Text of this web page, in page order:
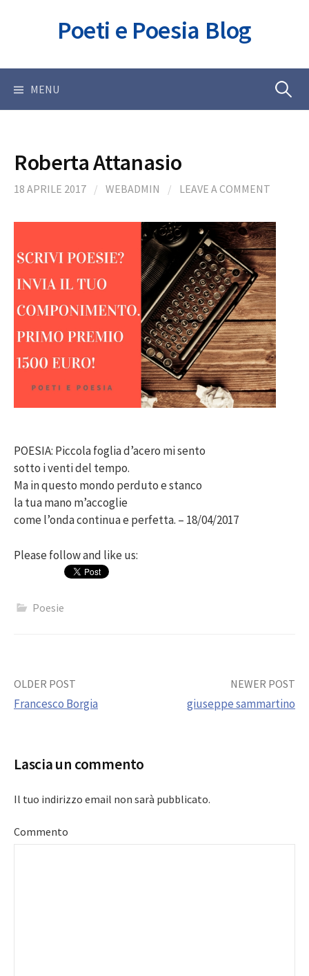
Poeti e Poesia Blog
MENU Ricerca
Roberta Attanasio
18 APRILE 2017 / WEBADMIN / LEAVE A COMMENT
POESIA: Piccola foglia d’acero mi sento
sotto i venti del tempo.
Ma in questo mondo perduto e stanco
la tua mano m’accoglie
come l’onda continua e perfetta. – 18/04/2017
Please follow and like us:
Poesie
Post
OLDER POST
Francesco Borgia
NEWER POST
giuseppe sammartino
Lascia un commento
Il tuo indirizzo email non sarà pubblicato.
Commento